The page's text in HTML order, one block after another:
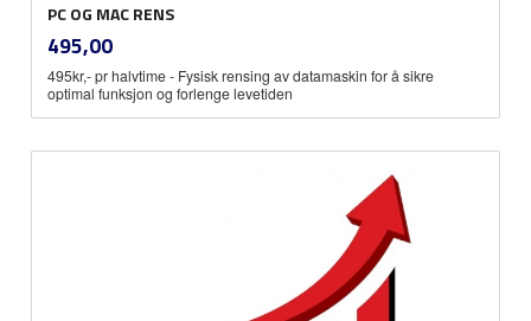
PC OG MAC RENS
Pris
495,00mva.
495kr,- pr halvtime - Fysisk rensing av datamaskin for å sikre
optimal funksjon og forlenge levetiden